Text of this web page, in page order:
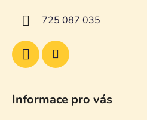
725 087 035
Informace pro vás